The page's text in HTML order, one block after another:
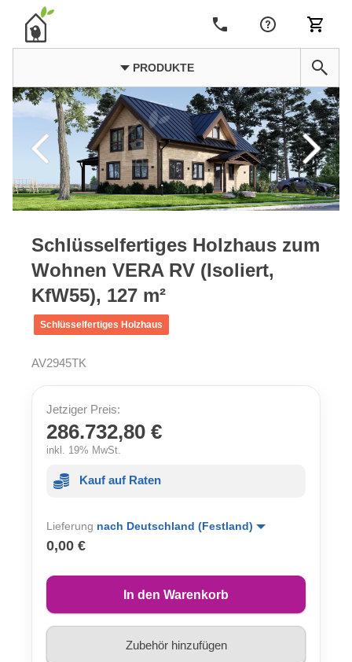
PRODUKTE
Schlüsselfertiges Holzhaus zum
Wohnen VERA RV (Isoliert,
KfW55), 127 m²
Schlüsselfertiges Holzhaus
AV2945TK
Jetziger Preis:
286.732,80 €
inkl. 19% MwSt.
Kauf auf Raten
Lieferung nach Deutschland (Festland)
0,00 €
In den Warenkorb
Zubehör hinzufügen